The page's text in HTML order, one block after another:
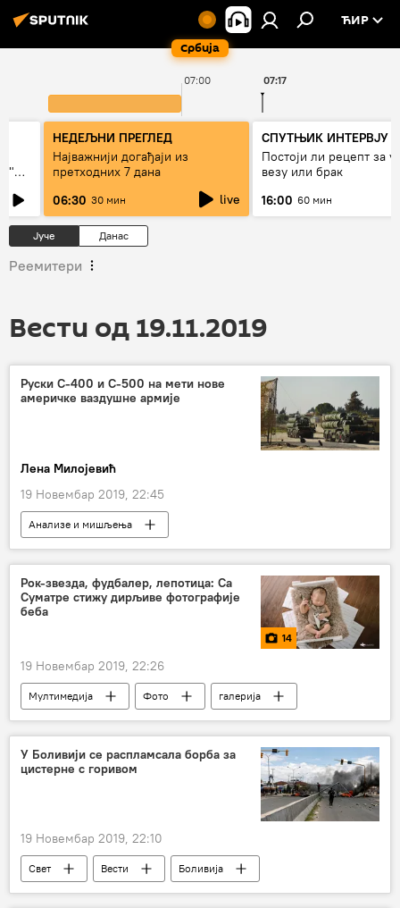
Србија
ЋИР
07:00 07:17
НЕДЕЉНИ ПРЕГЛЕД
Најважнији догађаји из
претходних 7 дана
06:30 30 мин live
СПУТЊИК ИНТЕРВЈУ
Постоји ли рецепт за
везу или брак
16:00 60 мин
Јуче Данас
Реемитери
Вести од 19.11.2019
Руски С-400 и С-500 на мети нове
америчке ваздушне армије
Лена Милојевић
19 Новембар 2019, 22:45
Анализе и мишљења
Шта се крчка на Блиском истоку
Рок-звезда, фудбалер, лепотица: Са
Суматре стижу дирљиве фотографије
беба
14
19 Новембар 2019, 22:26
Мултимедија Фото
галерија
бебе
фотографије
У Боливији се распламсала борба за
цистерне с горивом
19 Новембар 2019, 22:10
Свет Вести
Боливија
Преврат у Боливији